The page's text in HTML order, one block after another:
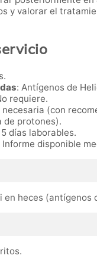
y valorar el
: Antígenos de
requiere.
necesaria (con
de protones).
5 días laborables.
Informe disponible
heces (antígenos